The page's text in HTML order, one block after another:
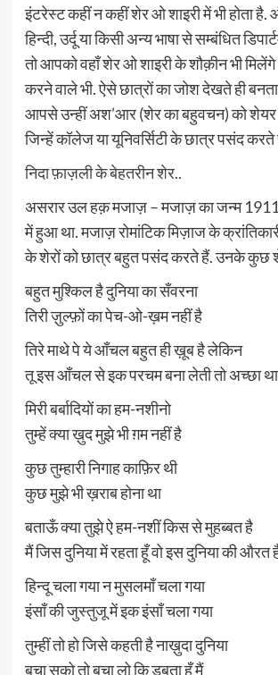
इंटरेस्ट कहीं न कहीं शेर ओ शाइरी में भी होता
हिन्दी, उर्दू या किसी अन्य भाषा से सम्बंधित
तो आपको वहाँ शेर ओ शाइरी के शौक़ीन भी
करने वाले भी. ऐसे छात्रों का जोश देखते ही
आपसे उन्हीं अश’आर (शेर का बहुवचन) को शेयर
जिन्हें कॉलेज या यूनिवर्सिटी के छात्र पसंद करते
निदा फ़ाज़ली के बेहतरीन शेर..
असरार उल हक़ मजाज़ – मजाज़ का जन्म
में हुआ था. मजाज़ रोमांटिक मिज़ाज के
के शेरों को छात्र बहुत पसंद करते हैं. उनके कुछ
बहुत मुश्किल है दुनिया का सँवरना
तिरी ज़ुल्फ़ों का पेच-ओ-ख़म नहीं है
तिरे माथे पे ये आँचल बहुत ही ख़ूब है लेकिन
तू इस आँचल से इक परचम बना लेती तो अच्छा था
मिरी बर्बादियों का हम-नशीनो
तुम्हें क्या ख़ुद मुझे भी ग़म नहीं है
कुछ तुम्हारी निगाह काफ़िर थी
कुछ मुझे भी ख़राब होना था
बताऊँ क्या तुझे ऐ हम-नशीं किस से मुहब्बत है
मैं जिस दुनिया में रहता हूँ वो इस दुनिया की औरत
हिन्दू चला गया न मुसलमाँ चला गया
इंसाँ की जुस्तुजू में इक इंसाँ चला गया
तुम्हीं तो हो जिसे कहती है नाख़ुदा दुनिया
बचा सको तो बचा लो कि डूबता हूँ मैं